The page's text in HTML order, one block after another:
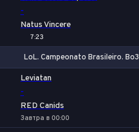
-
Natus Vincere
7:23
LoL. Campeonato Brasileiro. Bo3
Leviatan
-
RED Canids
Завтра в 00:00